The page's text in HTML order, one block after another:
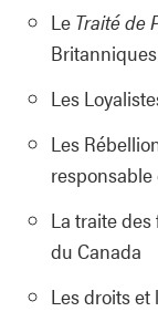
Le Traité de
Britanniques
Les
Les
La traite
du Canada
Les droits